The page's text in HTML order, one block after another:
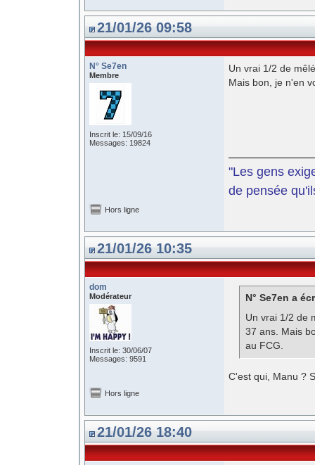
21/01/26 09:58
N° Se7en
Membre
Inscrit le: 15/09/16
Messages: 19824
Un vrai 1/2 de
Mais bon, je n'en
"Les gens
de pensée
Hors ligne
21/01/26 10:35
dom
Modérateur
Inscrit le: 30/06/07
Messages: 9591
N° Se7en a
Un vrai 1/2 de
37 ans. Mais
au FCG.
C'est qui, Manu ?
Hors ligne
21/01/26 18:40